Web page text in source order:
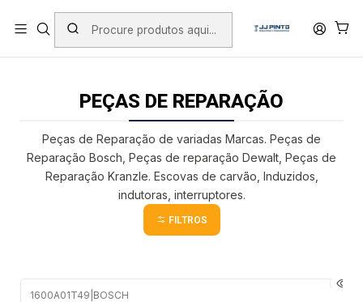
PORTES INCLUÍDOS EM ENCOMENDAS +75€ (excepto ilhas)
Início PRODUTOS PEÇAS DE REPARAÇÃO
PEÇAS DE REPARAÇÃO
Peças de Reparação de variadas Marcas. Peças de
Reparação Bosch, Peças de reparação Dewalt, Peças de
Reparação Kranzle. Escovas de carvão, Induzidos,
indutoras, interruptores.
FILTROS
1600A01T49 BOSCH